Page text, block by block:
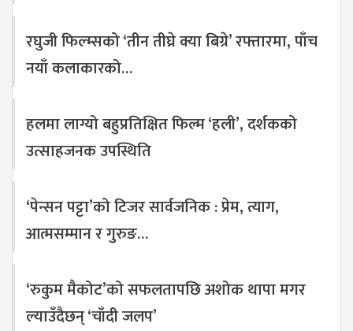
रघुजी फिल्म्सको ‘तीन तीघ्रे क्या बिग्रे’ रफ्तारमा, पाँच
नयाँ कलाकारको…
हलमा लाग्यो बहुप्रतिक्षित फिल्म ‘हली’, दर्शकको
उत्साहजनक उपस्थिति
‘पेन्सन पट्टा’को टिजर सार्वजनिक : प्रेम, त्याग,
आत्मसम्मान र गुरुङ…
‘रुकुम मैकोट’को सफलतापछि अशोक थापा मगर
ल्याउँदैछन् ‘चाँदी जलप’